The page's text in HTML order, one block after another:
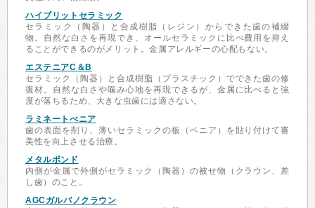
ハイブリットセラミック
セラミック（陶器）と合成樹脂（レジン）からできた歯の補綴
物。自然な白さを再現でき、オールセラミックに比べ費用を抑え
ることができるのがメリット。金属アレルギーの心配もない。
エステニアC＆B
セラミック（陶器）と合成樹脂（プラスチック）でできた歯の修
復材。自然な白さや噛み心地を再現できるが、金属に比べると強
度が落ちるため、大きな虫歯には適さない。
ラミネートべニア
歯の表面を削り、薄いセラミックの板（ベニア）を貼り付けて審
美性を向上させる治療。
メタルボンド
内側が金属で外側がセラミック（陶器）の被せ物（クラウン、差
し歯）のこと。
AGCガルバノクラウン